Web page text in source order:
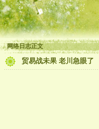
网络日志正文
贸易战未果 老川急眼了